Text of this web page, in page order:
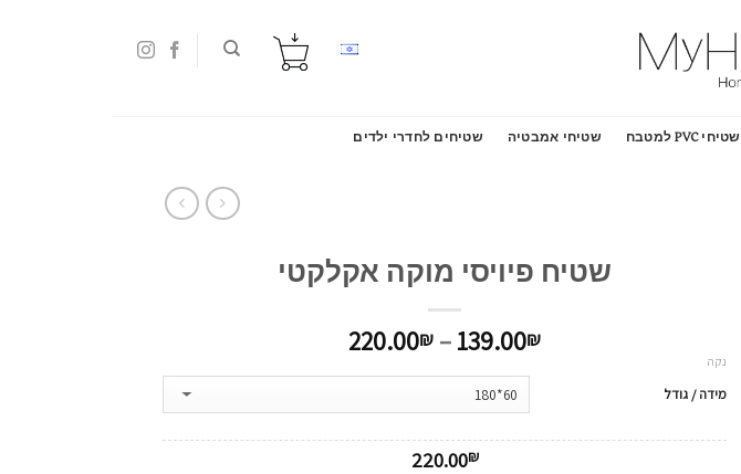
שטיחי PVC למטבח שטיחי אמבטיה שטיחים לחדרי ילדים
שטיח פיויסי מוקה אקלקטי
₪
139.00
–
₪
220.00
מידה / גודל
נקה
₪
220.00